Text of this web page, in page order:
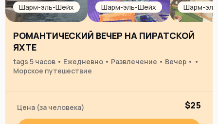
Шарм-эль-Шейх Шарм-эль-Шейх Шарм-
РОМАНТИЧЕСКИЙ ВЕЧЕР НА ПИРАТСКОЙ
ЯХТЕ
tags 5 часов • Ежедневно • Развлечение • Вечер • •
Морское путешествие
Цена (за человека) $25